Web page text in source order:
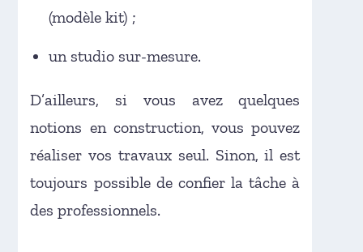
(modèle kit) ;
un studio sur-mesure.
D’ailleurs, si vous avez quelques
notions en construction, vous pouvez
réaliser vos travaux seul. Sinon, il est
toujours possible de confier la tâche à
des professionnels.